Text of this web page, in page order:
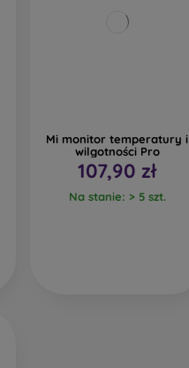
Mi monitor temperatury i
wilgotności Pro
107,90 zł
Na stanie: > 5 szt.